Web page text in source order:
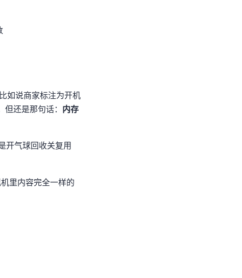
商家标注为512MB开机
但还是那句话：
内存
回收+关KSM复用)
拟机里内容完全一样的